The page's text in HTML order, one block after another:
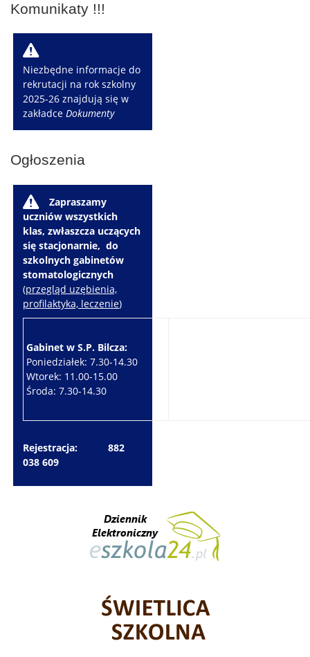
Komunikaty !!!
W
Niezbędne informacje do
rekrutacji na rok szkolny
2025-26 znajdują się w
zakładceDokumenty
Ogłoszenia
W
Zapraszamy
uczniów wszystkich
klas, zwłaszcza uczących
się stacjonarnie, do
szkolnych gabinetów
stomatologicznych
(przegląd uzębienia,
profilaktyka, leczenie)
Gabinet w S.P. Bilcza:
Poniedziałek: 7.30-14.30
Wtorek: 11.00-15.00
Środa: 7.30-14.30
Rejestracja: 882
038 609